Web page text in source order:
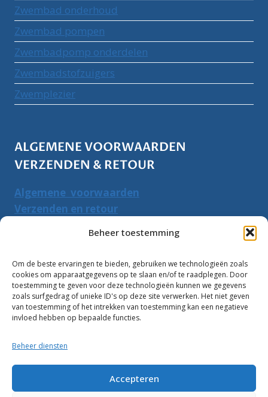
Beheer toestemming
Om de beste ervaringen te bieden, gebruiken we technologieën zoals
cookies om apparaatgegevens op te slaan en/of te raadplegen. Door
toestemming te geven voor deze technologieën kunnen we gegevens
zoals surfgedrag of unieke ID's op deze site verwerken. Het niet geven
van toestemming of het intrekken van toestemming kan een negatieve
invloed hebben op bepaalde functies.
Beheer diensten
Accepteren
Zwembad onderhoud
Zwembad pompen
Zwembadpomp onderdelen
Zwembadstofzuigers
Zwemplezier
ALGEMENE VOORWAARDEN
VERZENDEN & RETOUR
Algemene voorwaarden
Verzenden en retour
PRODUCTEN ZOEKEN
Zoeken
naar:
Zoeken
10